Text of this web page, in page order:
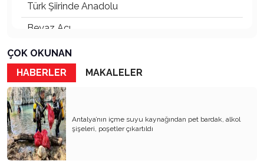
Türk Şiirinde Anadolu
Beyaz Acı
Rhodıapolıs:Kumluca Ovasına Bakan Kayıp Şehir
Atsız’ı Bahane Ederek Atatürk’e ve Cumhuriyet’e
Saldırmak
3 Mayıs 1944’ten Bugüne Türkçülük:
Cumhuriyet’in Kurucu Fikrinden Bir Diriliş
Hafızasına
Devletin Laik Kimliğinden Ödün – Mevlid’den
Menzil’e, Ayrılıkçılıktan Umut Hakkına
ÇOK OKUNAN
HABERLER
MAKALELER
Antalya’nın içme suyu kaynağından pet bardak, alkol
şişeleri, poşetler çıkartıldı